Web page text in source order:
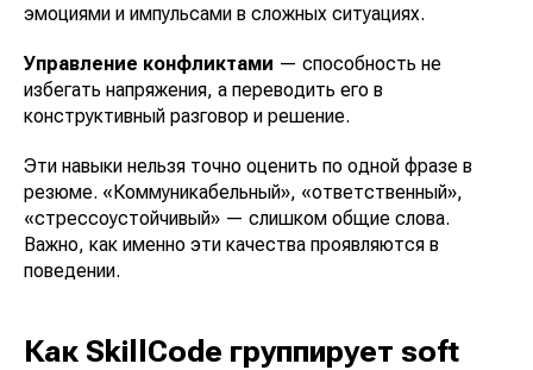
эмоциями и импульсами в сложных ситуациях.
Управление конфликтами — способность не
избегать напряжения, а переводить его в
конструктивный разговор и решение.
Эти навыки нельзя точно оценить по одной фразе в
резюме. «Коммуникабельный», «ответственный»,
«стрессоустойчивый» — слишком общие слова.
Важно, как именно эти качества проявляются в
поведении.
Как SkillCode группирует soft